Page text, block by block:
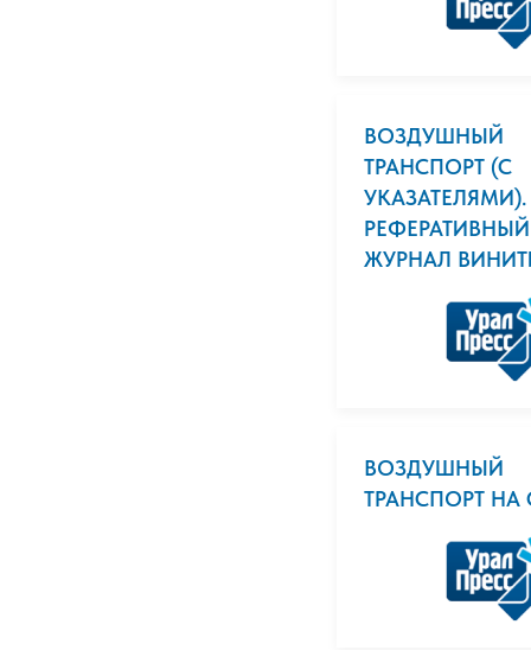
ВОЗДУШНЫЙ
ТРАНСПОРТ (С
УКАЗАТЕЛЯМИ).
РЕФЕРАТИВНЫЙ
ЖУРНАЛ
ВОЗДУШНЫЙ
ТРАНСПОРТ НА